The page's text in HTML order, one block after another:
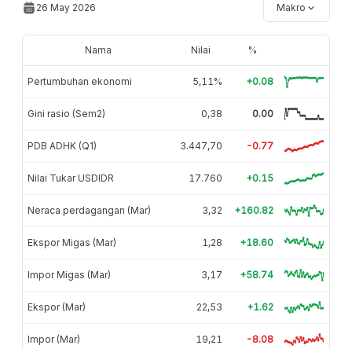
26 May 2026 Makro
Nama Nilai %
Pertumbuhan ekonomi 5,11% +0.08
Gini rasio (Sem2) 0,38 0.00
PDB ADHK (Q1) 3.447,70 -0.77
Nilai Tukar USDIDR 17.760 +0.15
Neraca perdagangan (Mar) 3,32 +160.82
Ekspor Migas (Mar) 1,28 +18.60
Impor Migas (Mar) 3,17 +58.74
Ekspor (Mar) 22,53 +1.62
Impor (Mar) 19,21 -8.08